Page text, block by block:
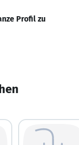
Profil zu